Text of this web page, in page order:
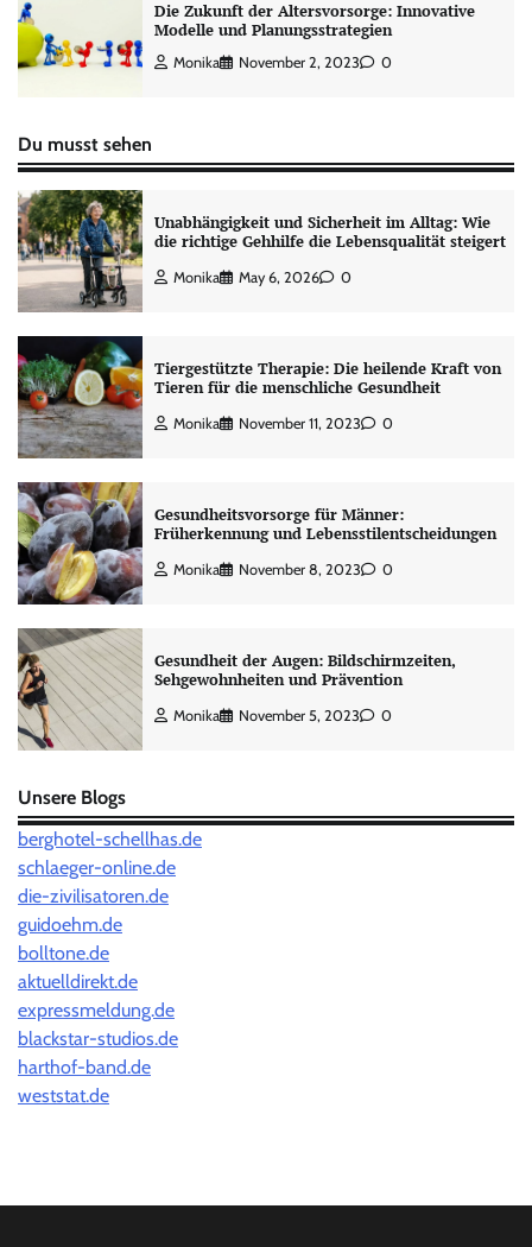
Die Zukunft der Altersvorsorge: Innovative
Modelle und Planungsstrategien
Monika November 2, 2023 0
Du musst sehen
Unabhängigkeit und Sicherheit im Alltag: Wie
die richtige Gehhilfe die Lebensqualität steigert
Monika May 6, 2026 0
Tiergestützte Therapie: Die heilende Kraft von
Tieren für die menschliche Gesundheit
Monika November 11, 2023 0
Gesundheitsvorsorge für Männer:
Früherkennung und Lebensstilentscheidungen
Monika November 8, 2023 0
Gesundheit der Augen: Bildschirmzeiten,
Sehgewohnheiten und Prävention
Monika November 5, 2023 0
Unsere Blogs
berghotel-schellhas.de
schlaeger-online.de
die-zivilisatoren.de
guidoehm.de
bolltone.de
aktuelldirekt.de
expressmeldung.de
blackstar-studios.de
harthof-band.de
weststat.de